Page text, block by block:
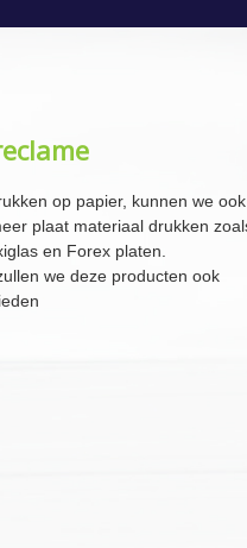
op papier, kunnen we ook
plaat materiaal drukken
en Forex platen.
we deze producten ook